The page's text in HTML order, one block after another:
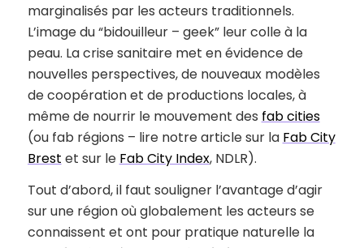
marginalisés par les acteurs traditionnels.
L’image du “bidouilleur – geek” leur colle à la
peau. La crise sanitaire met en évidence de
nouvelles perspectives, de nouveaux modèles
de coopération et de productions locales, à
même de nourrir le mouvement des fab cities
(ou fab régions – lire notre article sur la Fab City
Brest et sur le Fab City Index, NDLR).
Tout d’abord, il faut souligner l’avantage d’agir
sur une région où globalement les acteurs se
connaissent et ont pour pratique naturelle la